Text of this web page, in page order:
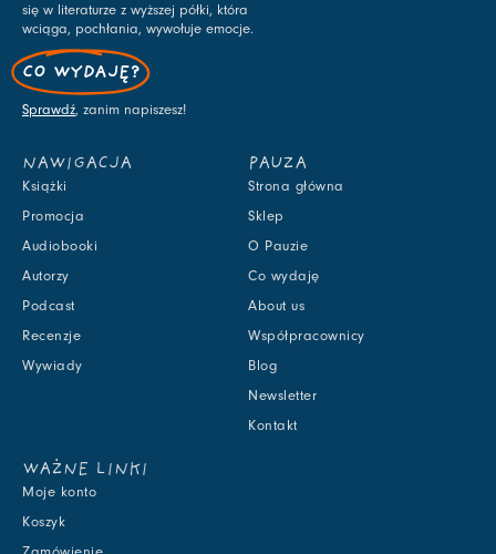
się w literaturze z wyższej półki, która
wciąga, pochłania, wywołuje emocje.
CO WYDAJĘ?
Sprawdź, zanim napiszesz!
NAWIGACJA
Książki
Promocja
Audiobooki
Autorzy
Podcast
Recenzje
Wywiady
PAUZA
Strona główna
Sklep
O Pauzie
Co wydaję
About us
Współpracownicy
Blog
Newsletter
Kontakt
WAŻNE LINKI
Moje konto
Koszyk